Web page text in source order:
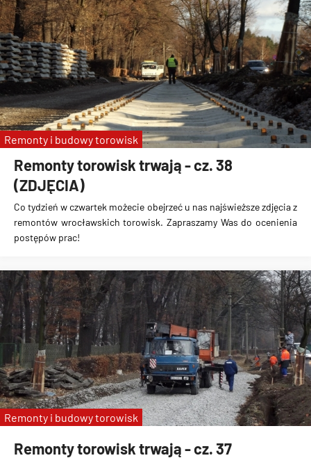
Remonty torowisk trwają - cz. 38
(ZDJĘCIA)
Co tydzień w czwartek możecie obejrzeć u nas najświeższe zdjęcia z
remontów wrocławskich torowisk. Zapraszamy Was do ocenienia
postępów prac!
Remonty i budowy torowisk
Remonty torowisk trwają - cz. 37
Remonty i budowy torowisk